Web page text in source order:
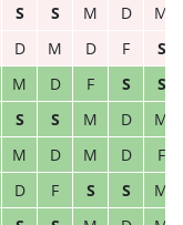
S S M D
M
D M D F
S
M D F S
S
S S M D
M
M D M D
F
D F S S
M